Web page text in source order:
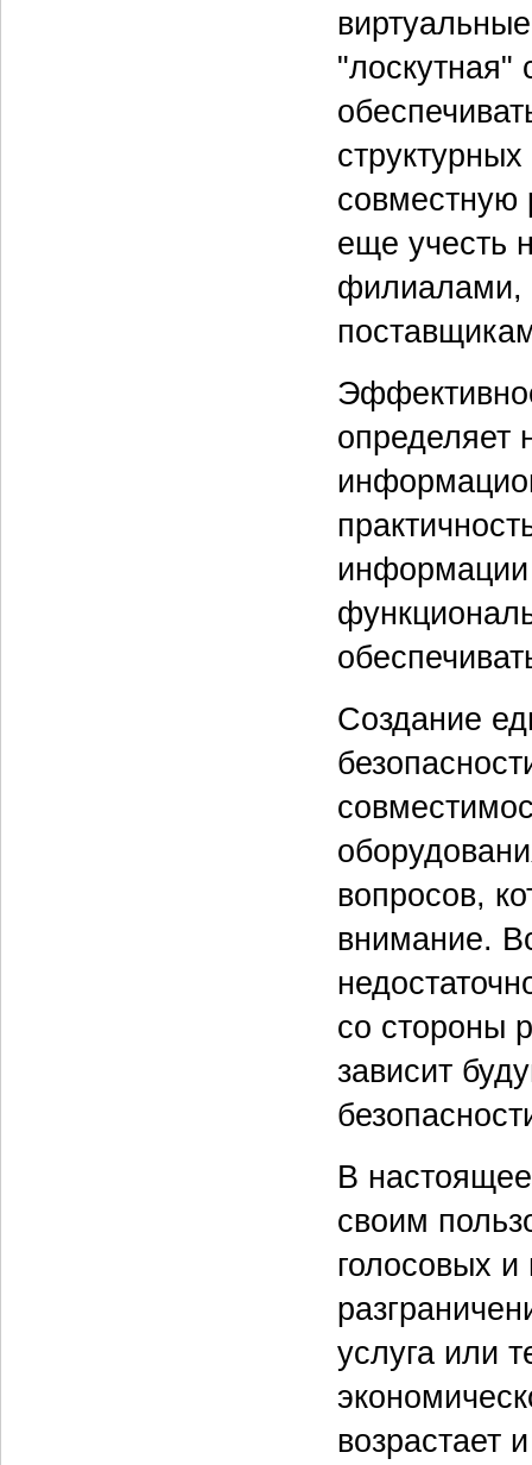
"лоскутная"
совместную
еще учесть
филиалами,
определяет
информации
Создание
вопросов,
внимание.
со стороны
зависит
В
своим
голосовых
услуга или
возрастает